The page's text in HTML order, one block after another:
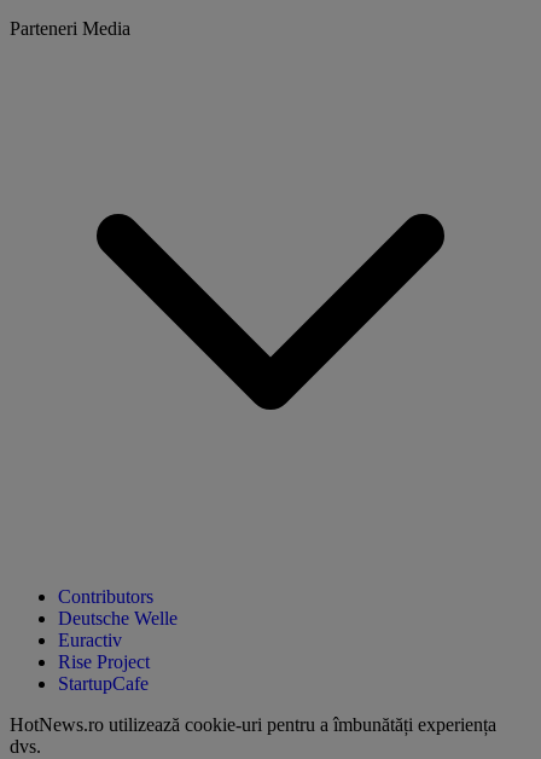
Parteneri Media
Contributors
Deutsche Welle
Euractiv
Rise Project
StartupCafe
HotNews.ro utilizează cookie-uri pentru a îmbunătăți experiența
dvs.